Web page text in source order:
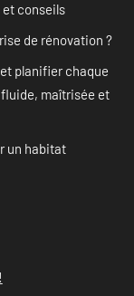
et conseils
de rénovation ?
planifier chaque
fluide, maîtrisée et
un habitat